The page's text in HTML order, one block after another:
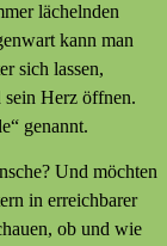
lächelnden
kann man
sich lassen,
sein Herz öffnen.
genannt.
Und möchten
in erreichbarer
ob und wie